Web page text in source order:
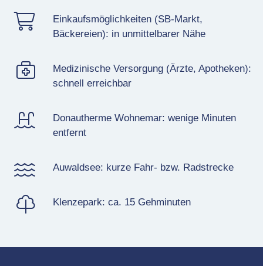
Einkaufsmöglichkeiten (SB-Markt,
Bäckereien): in unmittelbarer Nähe
Medizinische Versorgung (Ärzte, Apotheken):
schnell erreichbar
Donautherme Wohnemar: wenige Minuten
entfernt
Auwaldsee: kurze Fahr- bzw. Radstrecke
Klenzepark: ca. 15Gehminuten